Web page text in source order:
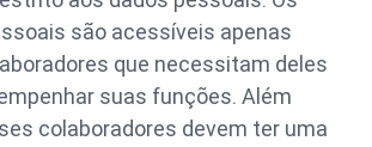
são acessíveis apenas
que necessitam deles
suas funções. Além
colaboradores devem ter uma